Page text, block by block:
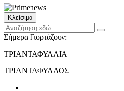
Κλείσιμο
Σήμερα Γιορτάζουν:
ΤΡΙΑΝΤΑΦΥΛΛΙΑ
ΤΡΙΑΝΤΑΦΥΛΛΟΣ